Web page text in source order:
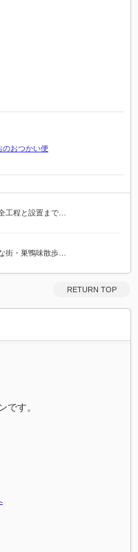
のおつかい便
工程と設置まで…
街・巣鴨味散歩…
RETURN TOP
です。